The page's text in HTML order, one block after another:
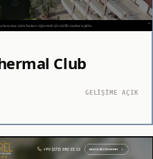
Club
GELİŞİME AÇIK